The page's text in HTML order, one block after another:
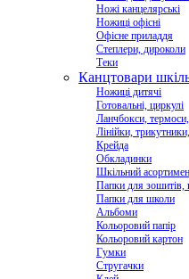
Ножі канцелярські
Ножиці офісні
Офісне приладдя
Степлери, дироколи
Теки
Канцтовари
Ножиці дитячі
Готовальні, циркулі
Ланчбокси,
Лінійки,
Крейда
Обкладинки
Шкільний
Папки для зошитів,
Папки для школи
Альбоми
Кольоровий папір
Кольоровий картон
Гумки
Стругачки